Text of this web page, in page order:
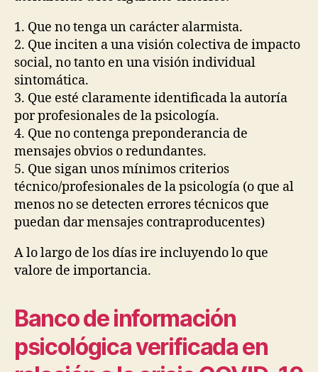
1. Que no tenga un carácter alarmista.
2. Que inciten a una visión colectiva de impacto
social, no tanto en una visión individual
sintomática.
3. Que esté claramente identificada la autoría
por profesionales de la psicología.
4. Que no contenga preponderancia de
mensajes obvios o redundantes.
5. Que sigan unos mínimos criterios
técnico/profesionales de la psicología (o que al
menos no se detecten errores técnicos que
puedan dar mensajes contraproducentes)
A lo largo de los días ire incluyendo lo que
valore de importancia.
Banco de información
psicológica verificada en